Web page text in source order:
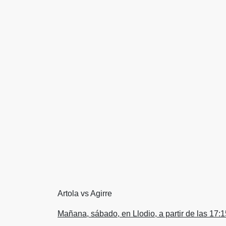
Artola vs Agirre
Mañana, sábado, en Llodio, a partir de las